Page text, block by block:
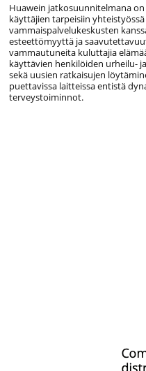
Huawein jatkosuunnitelmana
käyttäjien tarpeisiin
vammaispalvelukeskusten
esteettömyyttä ja
vammautuneita kuluttajia
käyttävien henkilöiden urheilu-
sekä uusien ratkaisujen
puettavissa laitteissa entistä
terveystoiminnot.